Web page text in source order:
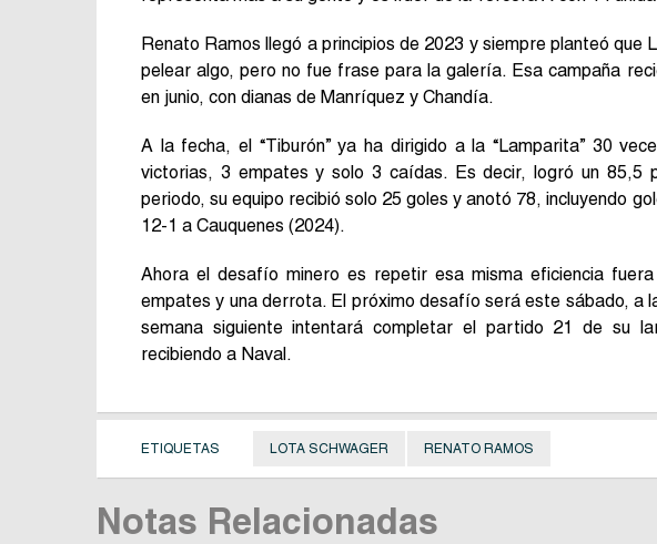
Renato Ramos llegó a principios de 2023 y siempre planteó
pelear algo, pero no fue frase para la galería. Esa campaña
en junio, con dianas de Manríquez y Chandía.
A la fecha, el “Tiburón” ya ha dirigido a la “Lamparita” 30
victorias, 3 empates y solo 3 caídas. Es decir, logró un 85,5
periodo, su equipo recibió solo 25 goles y anotó 78, incluyendo
12-1 a Cauquenes (2024).
Ahora el desafío minero es repetir esa misma eficiencia
empates y una derrota. El próximo desafío será este sábado, a
semana siguiente intentará completar el partido 21 de su
recibiendo a Naval.
ETIQUETAS LOTA SCHWAGER RENATO RAMOS
Notas Relacionadas